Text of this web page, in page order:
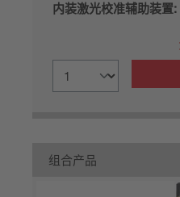
内装激光校准辅助装置:
组合产品